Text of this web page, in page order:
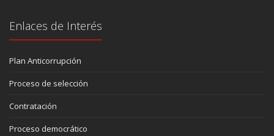
Enlaces de Interés
Plan Anticorrupción
Proceso de selección
Contratación
Proceso democrático